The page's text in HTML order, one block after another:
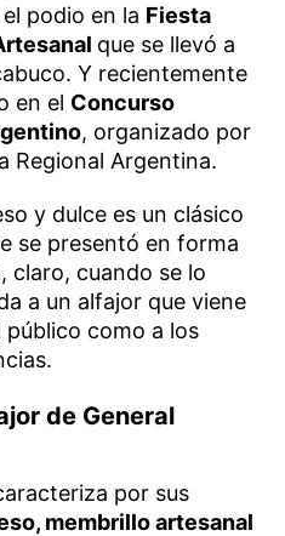
podio en la Fiesta
que se llevó a
Y recientemente
en el Concurso
, organizado por
Regional Argentina.
y dulce es un clásico
se presentó en forma
claro, cuando se lo
a un alfajor que viene
como a los
de General
por sus
membrillo artesanal